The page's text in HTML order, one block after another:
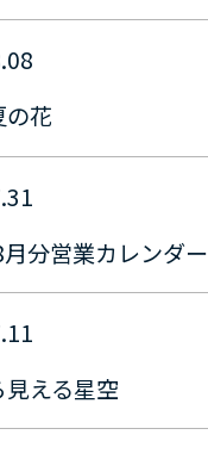
花
分営業カレンダー
える星空